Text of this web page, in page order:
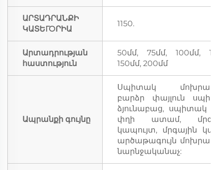
ԱՐՏԱԴՐԱՆՔԻ
ԿԱՏԵГОՐԻԱ
1150.
Արտադրության
հաստություն
50մմ, 75մմ, 100մմ,
150մմ, 200մմ
Ապրանքի գույնը
Սպիտակ
բարձր փայլուն
ձյունաբաց, սպիտակ
փղի ատամ,
կապույտ, մրգային
արծաթագույն
նարնջականաչ: